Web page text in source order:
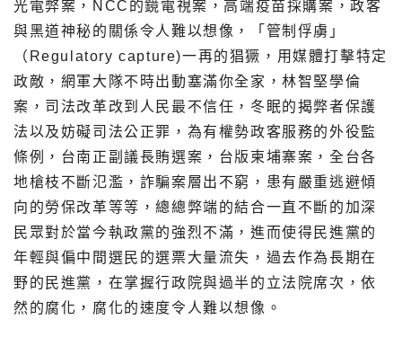
光電弊案，NCC 的鏡電視案，高端疫苗採購案，政客
與黑道神秘的關係令人難以想像，「管制俘虜」
（Regulatory capture)一再的猖獗，用媒體打擊特定
政敵， 網軍大隊不時出動塞滿你全家，林智堅學倫
案， 司法改革改到人民最不信任， 冬眠的揭弊者保護
法以及妨礙司法公正罪， 為有權勢政客服務的外役監
條例，台南正副議長賄選案， 台版柬埔寨案，全台各
地槍枝不斷氾濫，詐騙案層出不窮， 患有嚴重逃避傾
向的勞保改革等等，總總弊端的結合一直不斷的加深
民眾對於當今執政黨的強烈不滿，進而使得民進黨的
年輕與偏中間選民的選票大量流失， 過去作為長期在
野的民進黨，在掌握行政院與過半的立法院席次，依
然的腐化，腐化的速度令人難以想像。